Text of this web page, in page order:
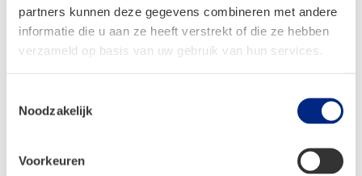
partners kunnen deze gegevens combineren met andere
informatie die u aan ze heeft verstrekt of die ze hebben
verzameld op basis van uw gebruik van hun services.
Noodzakelijk
Voorkeuren
Campers
Servicecenter
Service